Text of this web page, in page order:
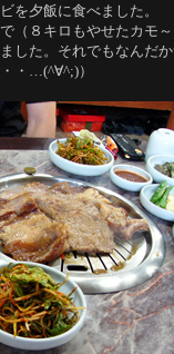
を夕飯に食べました。
（８キロもやせたカモ
した。それでもなんだ
・…(^∀^;)）